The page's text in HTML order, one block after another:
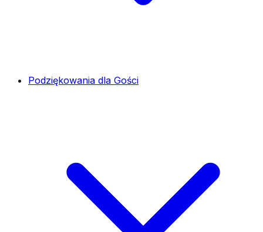
Podziękowania dla Gości